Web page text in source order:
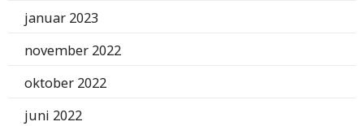
januar 2023
november 2022
oktober 2022
juni 2022